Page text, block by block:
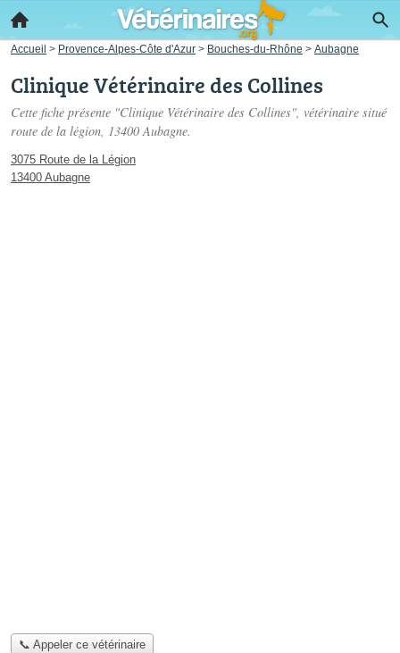
Accueil > Provence-Alpes-Côte d'Azur > Bouches-du-Rhône > Aubagne
Clinique Vétérinaire des Collines
Cette fiche présente "Clinique Vétérinaire des Collines", vétérinaire situé
route de la légion, 13400 Aubagne.
3075 Route de la Légion
13400 Aubagne
📞 Appeler ce vétérinaire